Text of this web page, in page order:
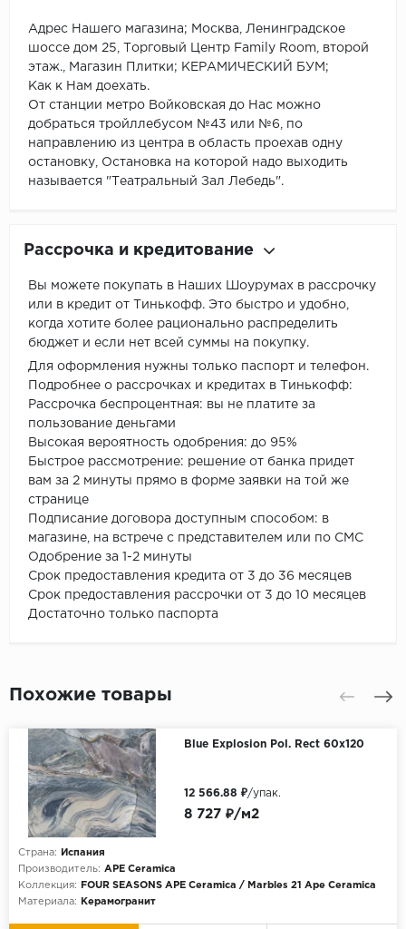
Адрес Нашего магазина; Москва, Ленинградское
шоссе дом 25, Торговый Центр Family Room, второй
этаж., Магазин Плитки; КЕРАМИЧЕСКИЙ БУМ;
Как к Нам доехать.
От станции метро Войковская до Нас можно
добраться тройллебусом №43 или №6, по
направлению из центра в область проехав одну
остановку, Остановка на которой надо выходить
называется "Театральный Зал Лебедь".
Рассрочка и кредитование
Вы можете покупать в Наших Шоурумах в рассрочку
или в кредит от Тинькофф. Это быстро и удобно,
когда хотите более рационально распределить
бюджет и если нет всей суммы на покупку.
Для оформления нужны только паспорт и телефон.
Подробнее о рассрочках и кредитах в Тинькофф:
Рассрочка беспроцентная: вы не платите за
пользование деньгами
Высокая вероятность одобрения: до 95%
Быстрое рассмотрение: решение от банка придет
вам за 2 минуты прямо в форме заявки на той же
странице
Подписание договора доступным способом: в
магазине, на встрече с представителем или по СМС
Одобрение за 1-2 минуты
Срок предоставления кредита от 3 до 36 месяцев
Срок предоставления рассрочки от 3 до 10 месяцев
Достаточно только паспорта
Похожие товары
Blue Explosion Pol. Rect 60x120
Страна:
Испания
Производитель: APE Ceramica
Коллекция:
FOUR SEASONS APE Ceramica / Marbles 21 Ape Ceramica
Материала:
Керамогранит
8 727 ₽/м2
12 566.88 ₽/упак.